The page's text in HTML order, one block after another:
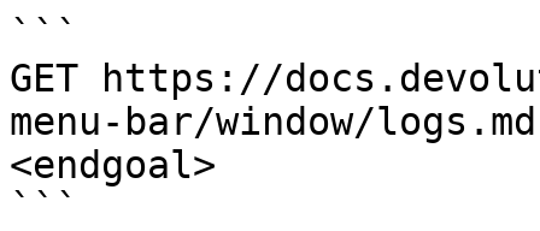
```
GET https://
menu-bar/window/
<endgoal>
```